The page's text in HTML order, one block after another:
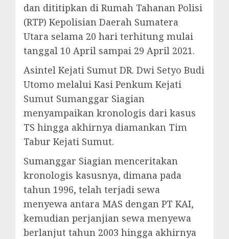
dan dititipkan di Rumah Tahanan Polisi
(RTP) Kepolisian Daerah Sumatera
Utara selama 20 hari terhitung mulai
tanggal 10 April sampai 29 April 2021.
Asintel Kejati Sumut DR. Dwi Setyo Budi
Utomo melalui Kasi Penkum Kejati
Sumut Sumanggar Siagian
menyampaikan kronologis dari kasus
TS hingga akhirnya diamankan Tim
Tabur Kejati Sumut.
Sumanggar Siagian menceritakan
kronologis kasusnya, dimana pada
tahun 1996, telah terjadi sewa
menyewa antara MAS dengan PT KAI,
kemudian perjanjian sewa menyewa
berlanjut tahun 2003 hingga akhirnya